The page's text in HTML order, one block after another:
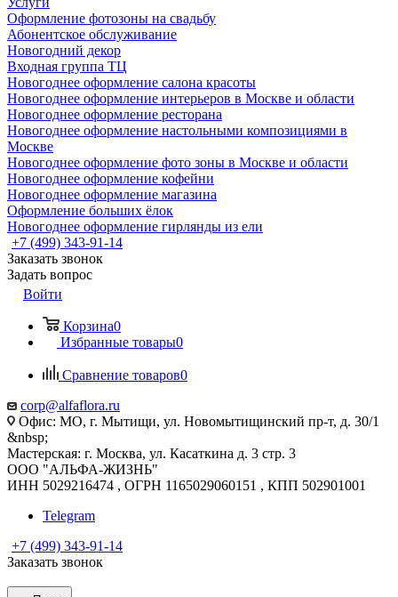
Оформление фотозоны на свадьбу
Абонентское обслуживание
Новогодний декор
Входная группа ТЦ
Новогоднее оформление салона красоты
Новогоднее оформление интерьеров в Москве и области
Новогоднее оформление ресторана
Новогоднее оформление настольными композициями в
Москве
Новогоднее оформление фото зоны в Москве и области
Новогоднее оформление кофейни
Новогоднее оформление магазина
Оформление больших ёлок
Новогоднее оформление гирлянды из ели
+7 (499) 343-91-14
Заказать звонок
Задать вопрос
Войти
Корзина0
Избранные товары0
Сравнение товаров0
corp@alfaflora.ru
Офис: МО, г. Мытищи, ул. Новомытищинский пр-т, д. 30/1
&nbsp;
Мастерская: г. Москва, ул. Касаткина д. 3 стр. 3
ООО "АЛЬФА-ЖИЗНЬ"
ИНН 5029216474 , ОГРН 1165029060151 , КПП 502901001
Telegram
+7 (499) 343-91-14
Заказать звонок